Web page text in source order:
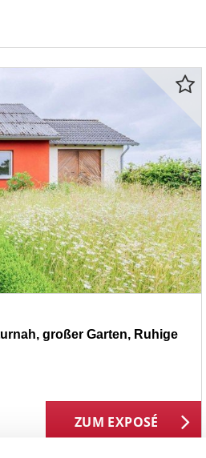
großer Garten, Ruhige
ZUM EXPOSÉ